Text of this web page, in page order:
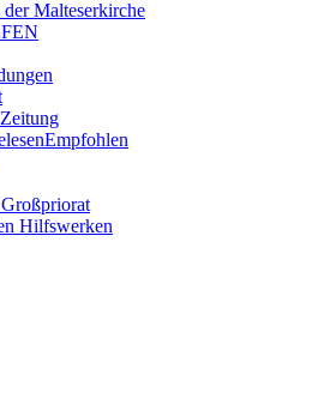
der Malteserkirche
Hilfswerken